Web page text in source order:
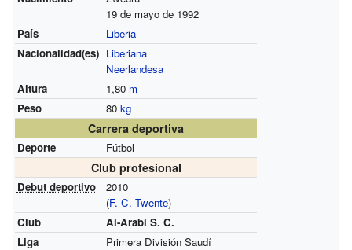
19 de mayo de 1992
País
Liberia
Nacionalidad(es) Liberiana
Neerlandesa
Altura
1,80 m
Peso
80 kg
Carrera deportiva
Deporte Fútbol
Club profesional
Debut deportivo
2010
(F. C. Twente)
Club
Al-Arabi S. C.
Liga
Primera División Saudí